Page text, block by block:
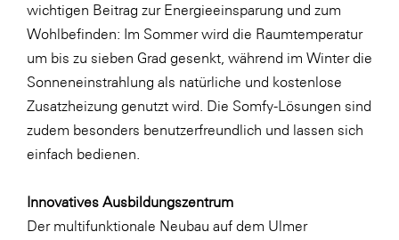
Primark
Salesforce
sebamed
SeneCura
SERVICE&MORE
Somfy
wichtigen Beitrag zur Energieeinsparung und zum
Wohlbefinden: Im Sommer wird die Raumtemperatur
um bis zu sieben Grad gesenkt, während im Winter die
Sonneneinstrahlung als natürliche und kostenlose
Zusatzheizung genutzt wird. Die Somfy-Lösungen sind
zudem besonders benutzerfreundlich und lassen sich
einfach bedienen.
Innovatives Ausbildungszentrum
Der multifunktionale Neubau auf dem Ulmer